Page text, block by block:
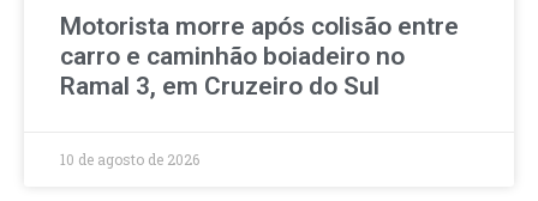
Motorista morre após colisão entre
carro e caminhão boiadeiro no
Ramal 3, em Cruzeiro do Sul
10 de agosto de 2026